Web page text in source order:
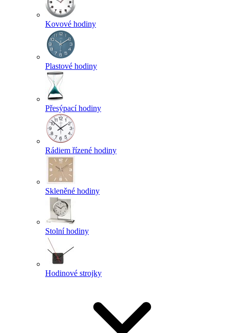
Kovové hodiny
Plastové hodiny
Přesýpací hodiny
Rádiem řízené hodiny
Skleněné hodiny
Stolní hodiny
Hodinové strojky